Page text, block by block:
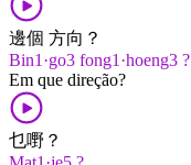
邊個 方向？
Bin1·go3 fong1·hoeng3 ?
Em que direção?
乜嘢？